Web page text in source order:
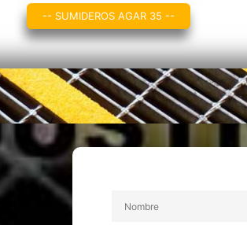
-- SUMIDEROS AGAR 35 --